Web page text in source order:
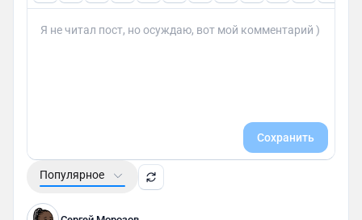
Сохранить
Популярное